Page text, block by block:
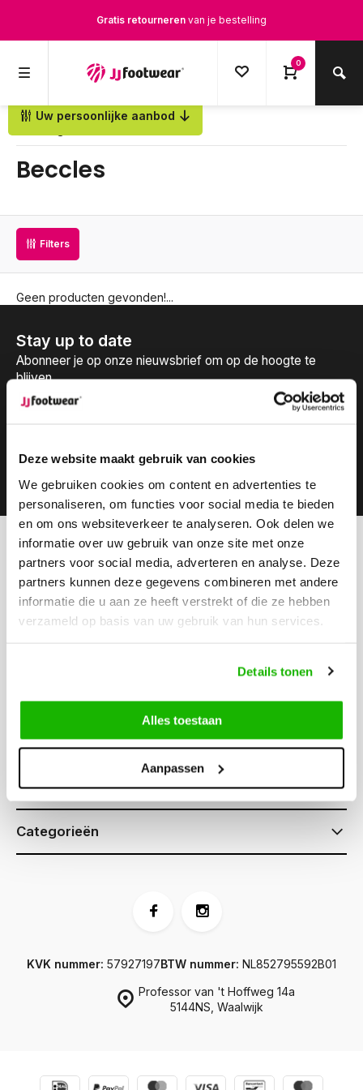
Deze website maakt gebruik van cookies
We gebruiken cookies om content en advertenties te
personaliseren, om functies voor social media te bieden
en om ons websiteverkeer te analyseren. Ook delen we
informatie over uw gebruik van onze site met onze
partners voor social media, adverteren en analyse. Deze
partners kunnen deze gegevens combineren met andere
informatie die u aan ze heeft verstrekt of die ze hebben
verzameld op basis van uw gebruik van hun services.
Details tonen
Alles toestaan
Aanpassen
Gratis retourneren van je bestelling
0
Uw persoonlijke aanbod
Beccles
Filters
Geen producten gevonden!...
Stay up to date
Abonneer je op onze nieuwsbrief om op de hoogte te
blijven.
Kunnen we helpen?
Klantenservice:
openingstijden
Bel ons
0416-272223
Klantenservice
Informatie
Categorieën
Professor van 't Hoffweg 14a
5144NS, Waalwijk
KVK nummer: 57927197BTW nummer: NL852795592B01